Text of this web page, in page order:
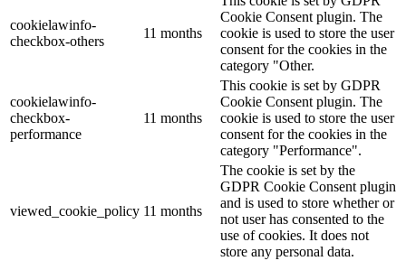
cookielawinfo-
checkbox-others
11 months
Cookie Consent plugin. The
cookie is used to store the user
consent for the cookies in the
category "Other.
cookielawinfo-
checkbox-
performance
11 months
This cookie is set by GDPR
Cookie Consent plugin. The
cookie is used to store the user
consent for the cookies in the
category "Performance".
viewed_cookie_policy 11 months
The cookie is set by the
GDPR Cookie Consent plugin
and is used to store whether or
not user has consented to the
use of cookies. It does not
store any personal data.